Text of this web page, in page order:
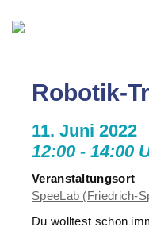
Robotik-
11. Juni 2022
12:00 - 14:00
Veranstaltungsort
SpeeLab (Friedrich-
Du wolltest schon